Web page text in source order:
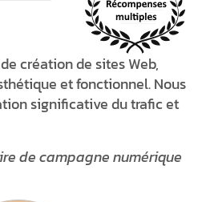
création de sites Web,
et fonctionnel. Nous
significative du trafic et
de campagne numérique